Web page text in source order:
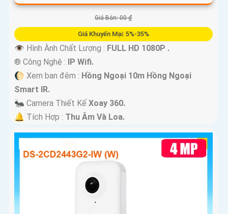
Giá Bán: 00 ₫
Giá Khuyến Mại: 5%-35%
👁 Hình Ành Chất Lượng : FULL HD 1080P .
®️ Công Nghệ : IP Wifi.
🌔 Xem ban đêm : Hồng Ngoại 10m Hồng Ngoại
Smart IR.
🐜 Camera Thiết Kế Xoay 360.
️🔔 Tích Hợp : Thu Âm Và Loa.